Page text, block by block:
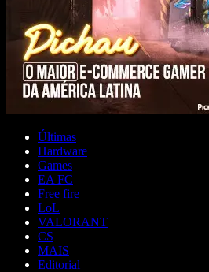
Últimas
Hardware
Games
EA FC
Free fire
LoL
VALORANT
CS
MAIS
Editorial